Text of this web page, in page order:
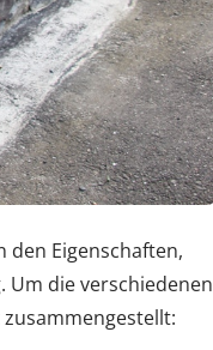
den Eigenschaften,
die verschiedenen